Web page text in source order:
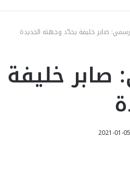
رسمي: صابر خليفة يحدّد وجهته الجديدة
2021-01-05